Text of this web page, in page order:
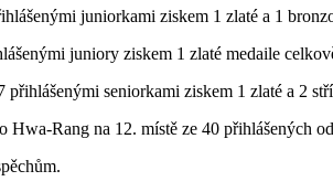
juniorkami ziskem 1 zlaté a 1
juniory ziskem 1 zlaté medaile
přihlášenými seniorkami ziskem 1 zlaté a 2
Rang na 12. místě ze 40 přihlášených